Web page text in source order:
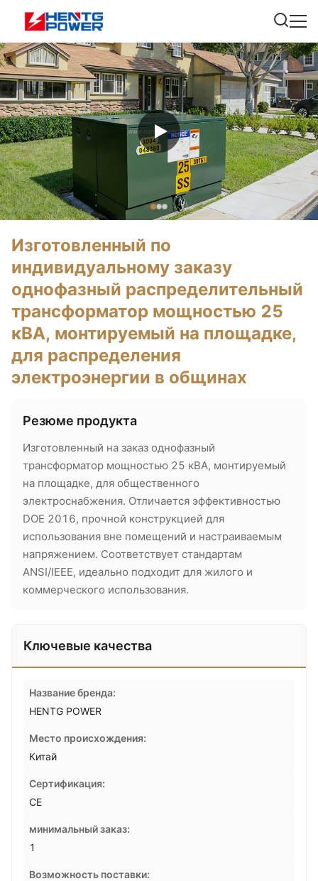
Изготовленный по
индивидуальному заказу
однофазный распределительный
трансформатор мощностью 25
кВА, монтируемый на площадке,
для распределения
электроэнергии в общинах
Резюме продукта
Изготовленный на заказ однофазный
трансформатор мощностью 25 кВА, монтируемый
на площадке, для общественного
электроснабжения. Отличается эффективностью
DOE 2016, прочной конструкцией для
использования вне помещений и настраиваемым
напряжением. Соответствует стандартам
ANSI/IEEE, идеально подходит для жилого и
коммерческого использования.
Ключевые качества
Название бренда:
HENTG POWER
Место происхождения:
Китай
Сертификация:
CE
минимальный заказ:
1
Возможность поставки: